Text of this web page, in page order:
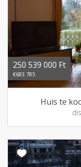
250 539 000 Ft
€683 785
Huis te